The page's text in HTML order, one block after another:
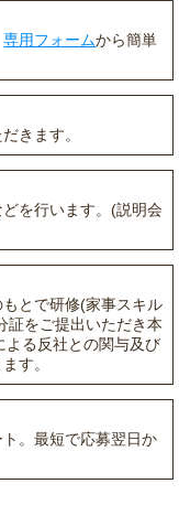
専用フォームから簡単
きます。
を行います。(説明会
とで研修(家事スキル
証をご提出いただき本
よる反社との関与及び
す。
。最短で応募翌日か